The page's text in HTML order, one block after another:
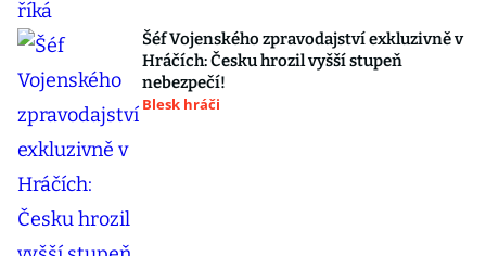
Šéf Vojenského zpravodajství exkluzivně v
Hráčích: Česku hrozil vyšší stupeň
nebezpečí!
Blesk hráči